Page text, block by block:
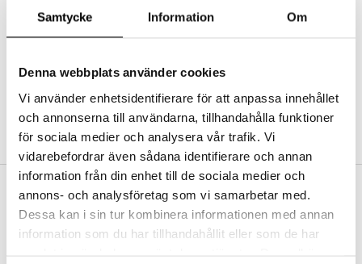
Samtycke Information Om
Denna webbplats använder cookies
Vi använder enhetsidentifierare för att anpassa innehållet
och annonserna till användarna, tillhandahålla funktioner
för sociala medier och analysera vår trafik. Vi
vidarebefordrar även sådana identifierare och annan
information från din enhet till de sociala medier och
annons- och analysföretag som vi samarbetar med.
Dessa kan i sin tur kombinera informationen med annan
information som du har tillhandahållit eller som de har
Abonnemang
Bevaka produkter
Recensera produkter
SKAPA KUND
VAD KOSTAR FRAKTEN?
Vi erbjuder fri frakt från 350 kr. Vår gräns för fraktfri leverans bestäms
utifån vilken avdelning du handlar från. Läs mer här »